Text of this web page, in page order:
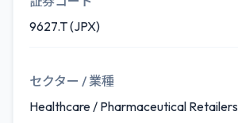
9627.T (JPX)
セクター / 業種
Healthcare / Pharmaceutical Retailers